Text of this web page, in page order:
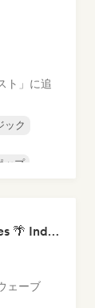
ト」に追
ック
ップ
Beach vibes: Palm Tree Breezes 🌴 Indie Folk, Acoustic & Singer-Songwriter
ェーブ